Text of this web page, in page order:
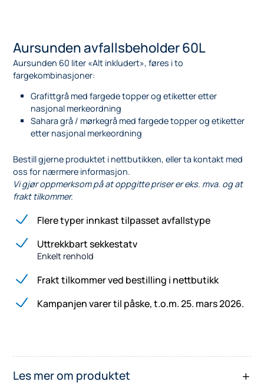
Aursunden avfallsbeholder 60L
Aursunden 60 liter «Alt inkludert», føres i to
fargekombinasjoner:
Grafittgrå med fargede topper og etiketter etter
nasjonal merkeordning
Sahara grå / mørkegrå med fargede topper og etiketter
etter nasjonal merkeordning
Bestill gjerne produktet i nettbutikken, eller ta kontakt med
oss for nærmere informasjon.
Vi gjør oppmerksom på at oppgitte priser er eks. mva. og at
frakt tilkommer.
Flere typer innkast tilpasset avfallstype
Uttrekkbart sekkestatv
Enkelt renhold
Frakt tilkommer ved bestilling i nettbutikk
Kampanjen varer til påske, t.o.m. 25. mars 2026.
Les mer om produktet